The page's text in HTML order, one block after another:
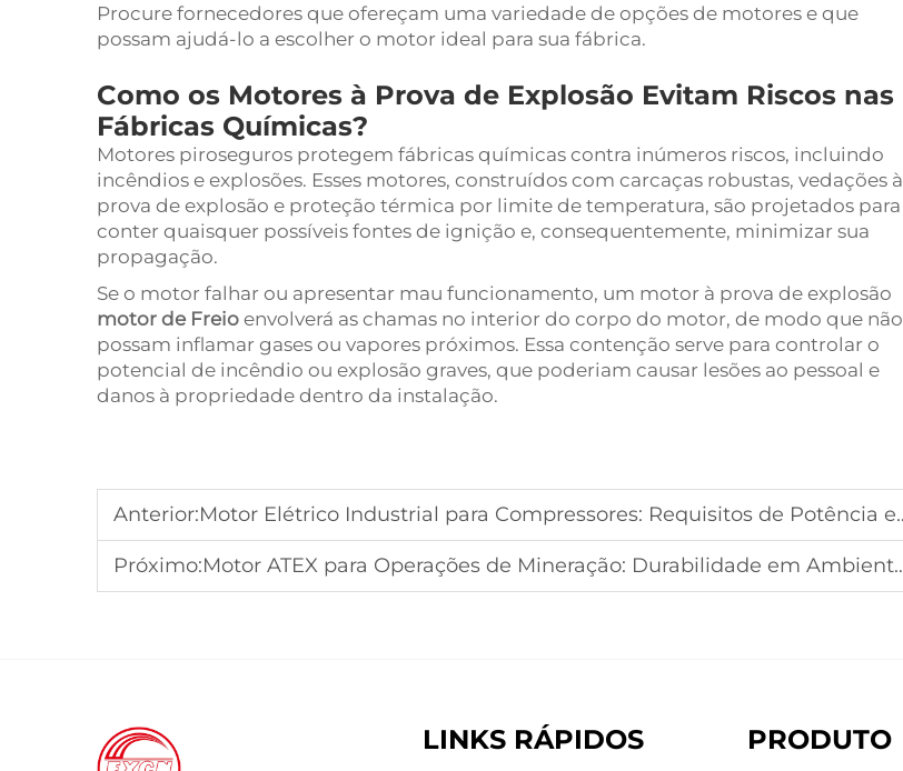
Procure fornecedores que ofereçam uma variedade de opções de motores e que
possam ajudá-lo a escolher o motor ideal para sua fábrica.
Como os Motores à Prova de Explosão Evitam Riscos nas
Fábricas Químicas?
Motores piroseguros protegem fábricas químicas contra inúmeros riscos, incluindo
incêndios e explosões. Esses motores, construídos com carcaças robustas, vedações à
prova de explosão e proteção térmica por limite de temperatura, são projetados para
conter quaisquer possíveis fontes de ignição e, consequentemente, minimizar sua
propagação.
Se o motor falhar ou apresentar mau funcionamento, um motor à prova de explosão
motor de Freio envolverá as chamas no interior do corpo do motor, de modo que não
possam inflamar gases ou vapores próximos. Essa contenção serve para controlar o
potencial de incêndio ou explosão graves, que poderiam causar lesões ao pessoal e
danos à propriedade dentro da instalação.
Anterior:Motor Elétrico Industrial para Compressores: Requisitos de Potência e Seleção
Próximo:Motor ATEX para Operações de Mineração: Durabilidade em Ambientes Severos
LINKS RÁPIDOS PRODUTO